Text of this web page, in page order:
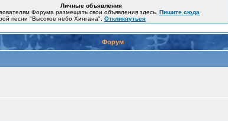
Личные объявления
Форума размещать свои объявления здесь. Пишите сюда
песни "Высокое небо Хингана". Откликнуться
Форум